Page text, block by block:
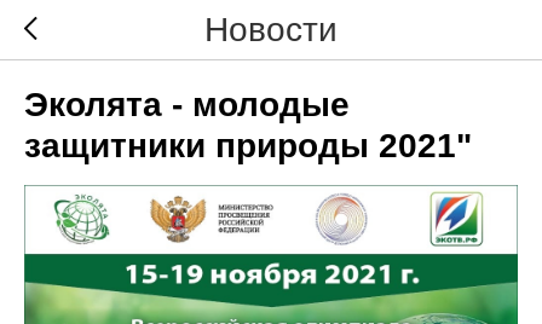
Новости
Эколята - молодые
защитники природы 2021"